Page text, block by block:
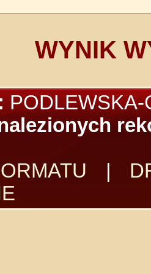
WYNIK
PODLEWSKA-